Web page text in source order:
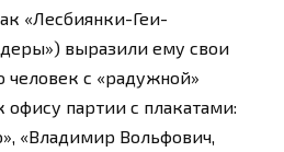
«Лесбиянки-Геи-
выразили ему свои
человек с «радужной»
партии с плакатами:
«Владимир Вольфович,